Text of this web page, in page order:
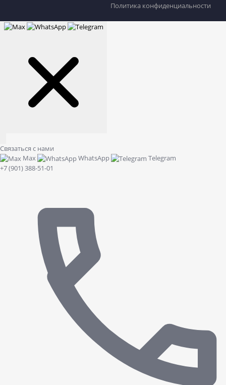
Политика конфиденциальности
Связаться с нами
Max
WhatsApp
Telegram
+7 (901) 388-51-01